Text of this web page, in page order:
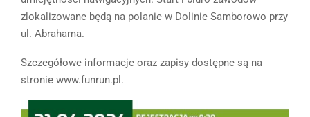
zlokalizowane będą na polanie w Dolinie Samborowo przy
ul. Abrahama.
Szczegółowe informacje oraz zapisy dostępne są na
stronie www.funrun.pl.